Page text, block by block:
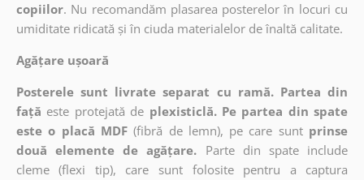
copiilor. Nu recomandăm plasarea posterelor în locuri cu
umiditate ridicată și în ciuda materialelor de înaltă calitate.
Agățare ușoară
Posterele sunt livrate separat cu ramă. Partea din
față este protejată de plexisticlă. Pe partea din spate
este o placă MDF (fibră de lemn), pe care sunt prinse
două elemente de agățare. Parte din spate include
cleme (flexi tip), care sunt folosite pentru a captura